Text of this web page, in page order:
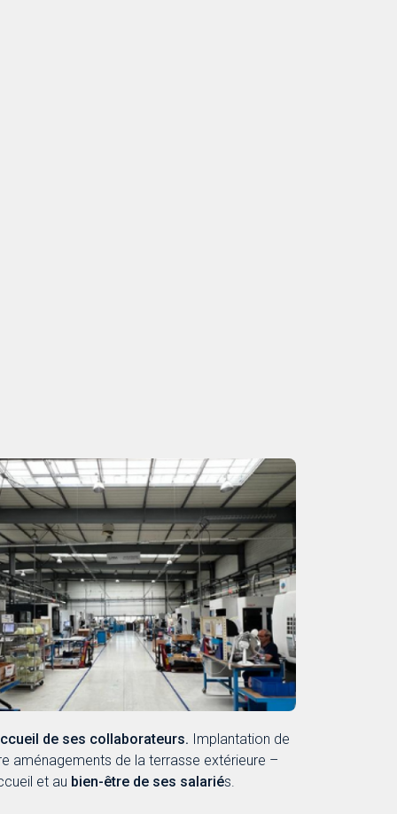
de ses collaborateurs. Implantation de
aménagements de la terrasse extérieure –
et au bien-être de ses salariés.